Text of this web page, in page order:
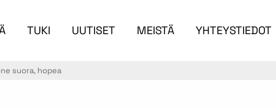
TUKI UUTISET MEISTÄ YHTEYSTIEDOT
suora, hopea